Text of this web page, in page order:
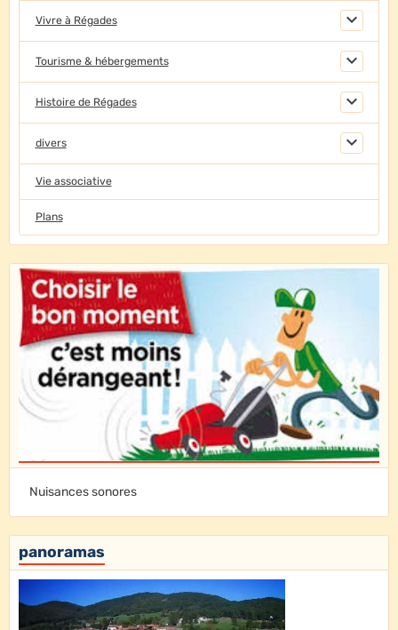
Vivre à Régades
Tourisme & hébergements
Histoire de Régades
divers
Vie associative
Plans
Nuisances sonores
panoramas